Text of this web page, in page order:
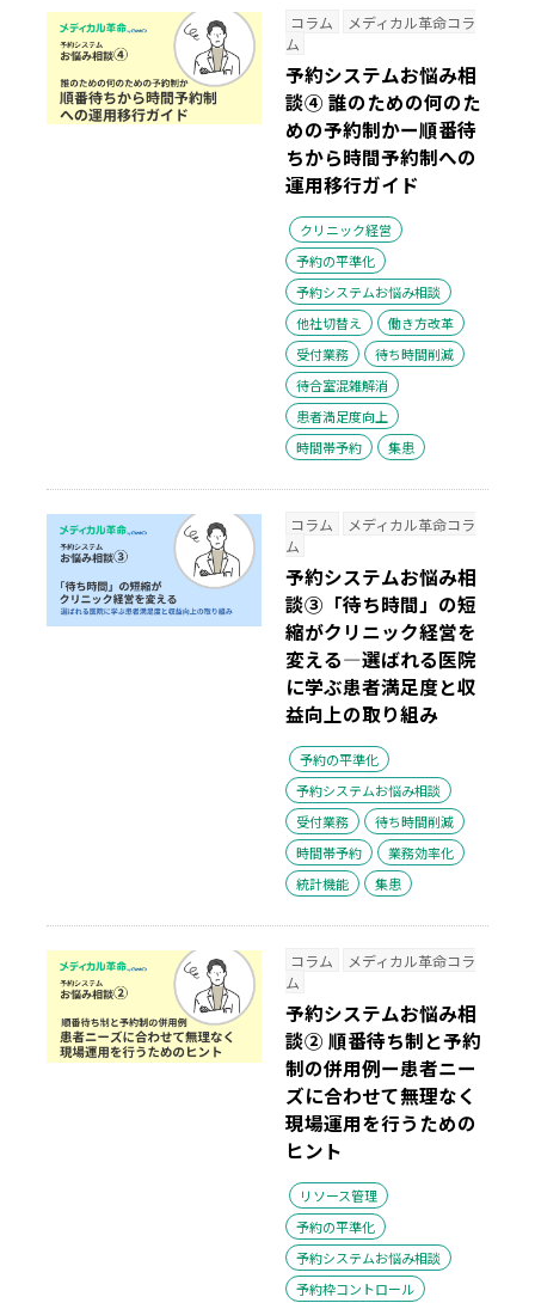
コラム
メディカル革命コラ
ム
予約システムお悩み相
談④ 誰のための何のた
めの予約制かー順番待
ちから時間予約制への
運用移行ガイド
クリニック経営
予約の平準化
予約システムお悩み相談
他社切替え
働き方改革
受付業務
待ち時間削減
待合室混雑解消
患者満足度向上
時間帯予約
集患
コラム
メディカル革命コラ
ム
予約システムお悩み相
談③「待ち時間」の短
縮がクリニック経営を
変える―選ばれる医院
に学ぶ患者満足度と収
益向上の取り組み
予約の平準化
予約システムお悩み相談
受付業務
待ち時間削減
時間帯予約
業務効率化
統計機能
集患
コラム
メディカル革命コラ
ム
予約システムお悩み相
談② 順番待ち制と予約
制の併用例ー患者ニー
ズに合わせて無理なく
現場運用を行うための
ヒント
リソース管理
予約の平準化
予約システムお悩み相談
予約枠コントロール